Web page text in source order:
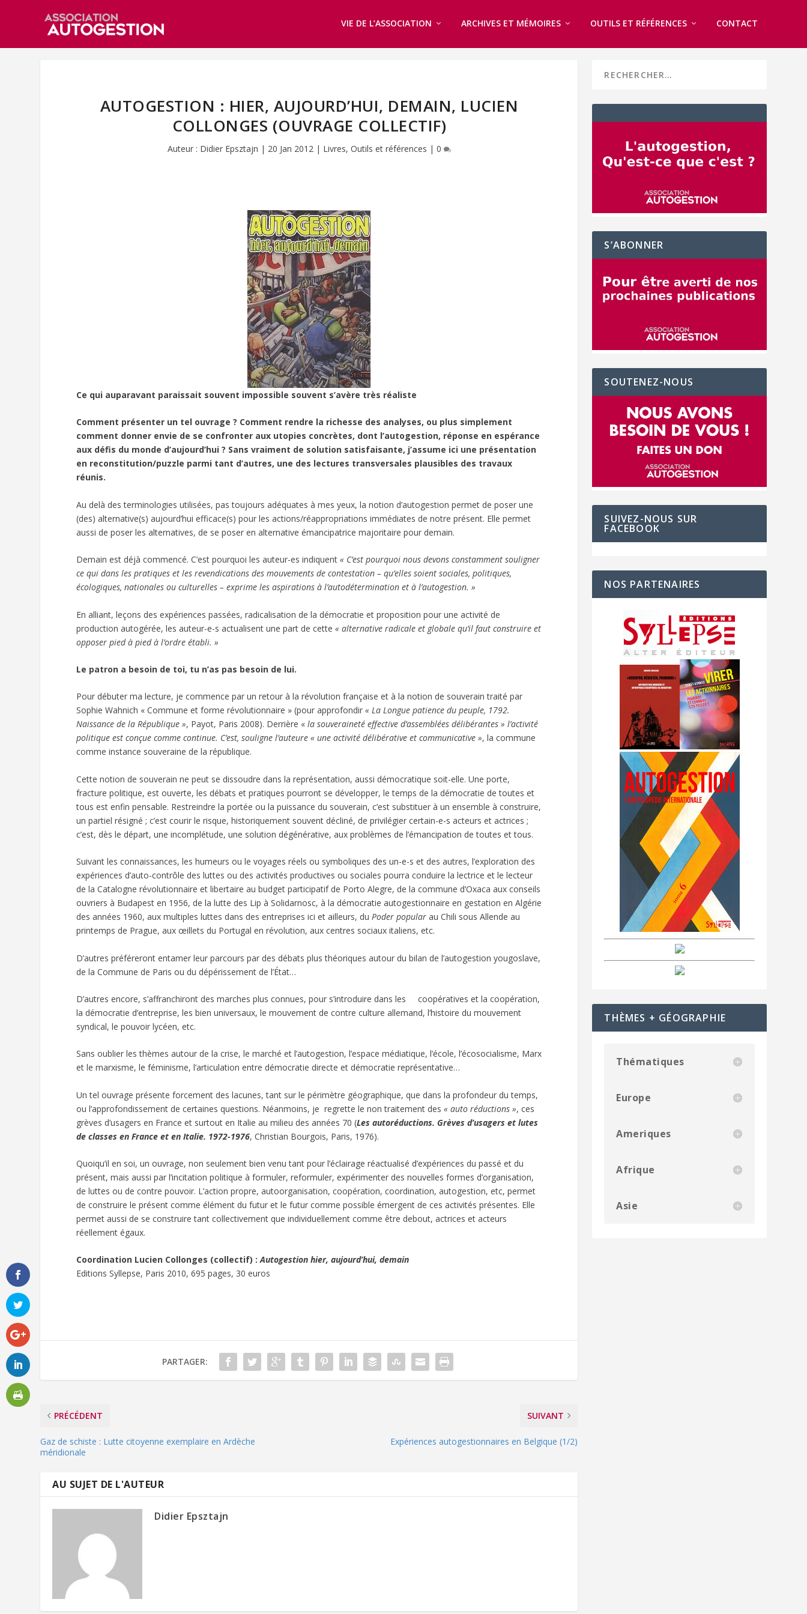
VIE DE L’ASSOCIATION ARCHIVES ET MÉMOIRES OUTILS ET RÉFÉRENCES CONTACT
AUTOGESTION : HIER, AUJOURD’HUI, DEMAIN, LUCIEN
COLLONGES (OUVRAGE COLLECTIF)
Auteur : Didier Epsztajn | 20 Jan 2012| Livres, Outils et références | 0
Ce qui auparavant paraissait souvent impossible souvent s’avère très réaliste
Comment présenter un tel ouvrage ? Comment rendre la richesse des analyses, ou plus simplement
comment donner envie de se confronter aux utopies concrètes, dont l’autogestion, réponse en espérance
aux défis du monde d’aujourd’hui ? Sans vraiment de solution satisfaisante, j’assume ici une présentation
en reconstitution/puzzle parmi tant d’autres, une des lectures transversales plausibles des travaux
réunis.
Au delà des terminologies utilisées, pas toujours adéquates à mes yeux, la notion d’autogestion permet de poser une
(des) alternative(s) aujourd’hui efficace(s) pour les actions/réappropriations immédiates de notre présent. Elle permet
aussi de poser les alternatives, de se poser en alternative émancipatrice majoritaire pour demain.
Demain est déjà commencé. C’est pourquoi les auteur-es indiquent« C’est pourquoi nous devons constamment souligner
ce qui dans les pratiques et les revendications des mouvements de contestation – qu’elles soient sociales, politiques,
écologiques, nationales ou culturelles – exprime les aspirations à l’autodétermination et à l’autogestion. »
En alliant, leçons des expériences passées, radicalisation de la démocratie et proposition pour une activité de
production autogérée, les auteur-e-s actualisent une part de cette« alternative radicale et globale qu’il faut construire et
opposer pied à pied à l’ordre établi. »
Le patron a besoin de toi, tu n’as pas besoin de lui.
Pour débuter ma lecture, je commence par un retour à la révolution française et à la notion de souverain traité par
Sophie Wahnich « Commune et forme révolutionnaire » (pour approfondir« La Longue patience du peuple, 1792.
Naissance de la République », Payot, Paris 2008). Derrière «la souveraineté effective d’assemblées délibérantes » l’activité
politique est conçue comme continue. C’est, souligne l’auteure « une activité délibérative et communicative », la commune
comme instance souveraine de la république.
Cette notion de souverain ne peut se dissoudre dans la représentation, aussi démocratique soit-elle. Une porte,
fracture politique, est ouverte, les débats et pratiques pourront se développer, le temps de la démocratie de toutes et
tous est enfin pensable. Restreindre la portée ou la puissance du souverain, c’est substituer à un ensemble à construire,
un partiel résigné ; c’est courir le risque, historiquement souvent décliné, de privilégier certain-e-s acteurs et actrices ;
c’est, dès le départ, une incomplétude, une solution dégénérative, aux problèmes de l’émancipation de toutes et tous.
Suivant les connaissances, les humeurs ou le voyages réels ou symboliques des un-e-s et des autres, l’exploration des
expériences d’auto-contrôle des luttes ou des activités productives ou sociales pourra conduire la lectrice et le lecteur
de la Catalogne révolutionnaire et libertaire au budget participatif de Porto Alegre, de la commune d’Oxaca aux conseils
ouvriers à Budapest en 1956, de la lutte des Lip à Solidarnosc, à la démocratie autogestionnaire en gestation en Algérie
des années 1960, aux multiples luttes dans des entreprises ici et ailleurs, duPoder popular au Chili sous Allende au
printemps de Prague, aux œillets du Portugal en révolution, aux centres sociaux italiens, etc.
D’autres préféreront entamer leur parcours par des débats plus théoriques autour du bilan de l’autogestion yougoslave,
de la Commune de Paris ou du dépérissement de l’État…
D’autres encore, s’affranchiront des marches plus connues, pour s’introduire dans les coopératives et la coopération,
la démocratie d’entreprise, les bien universaux, le mouvement de contre culture allemand, l’histoire du mouvement
syndical, le pouvoir lycéen, etc.
Sans oublier les thèmes autour de la crise, le marché et l’autogestion, l’espace médiatique, l’école, l’écosocialisme, Marx
et le marxisme, le féminisme, l’articulation entre démocratie directe et démocratie représentative…
Un tel ouvrage présente forcement des lacunes, tant sur le périmètre géographique, que dans la profondeur du temps,
ou l’approfondissement de certaines questions. Néanmoins, je regrette le non traitement des« auto réductions », ces
grèves d’usagers en France et surtout en Italie au milieu des années 70 (Les autoréductions. Grèves d’usagers et lutes
de classes en France et en Italie. 1972-1976, Christian Bourgois, Paris, 1976).
Quoiqu’il en soi, un ouvrage, non seulement bien venu tant pour l’éclairage réactualisé d’expériences du passé et du
présent, mais aussi par l’incitation politique à formuler, reformuler, expérimenter des nouvelles formes d’organisation,
de luttes ou de contre pouvoir. L’action propre, autoorganisation, coopération, coordination, autogestion, etc, permet
de construire le présent comme élément du futur et le futur comme possible émergent de ces activités présentes. Elle
permet aussi de se construire tant collectivement que individuellement comme être debout, actrices et acteurs
réellement égaux.
Coordination Lucien Collonges (collectif) :Autogestion hier, aujourd’hui, demain
Editions Syllepse, Paris 2010, 695 pages, 30 euros
PARTAGER:
PRÉCÉDENT
Gaz de schiste : Lutte citoyenne exemplaire en Ardèche
méridionale
SUIVANT
Expériences autogestionnaires en Belgique (1/2)
AU SUJET DE L'AUTEUR
Didier Epsztajn
S’ABONNER
SOUTENEZ-NOUS
SUIVEZ-NOUS SUR
FACEBOOK
NOS PARTENAIRES
THÈMES + GÉOGRAPHIE
Thématiques
Europe
Ameriques
Afrique
Asie